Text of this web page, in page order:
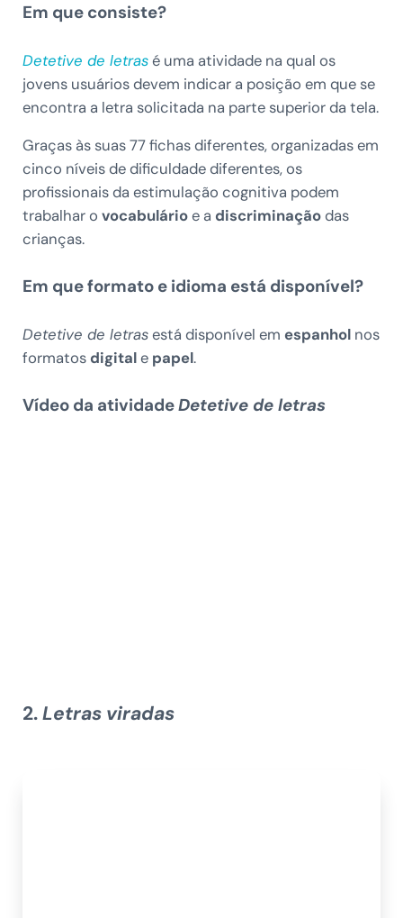
Em que consiste?
Detetive de letrasé uma atividade na qual os
jovens usuários devem indicar a posição em que se
encontra a letra solicitada na parte superior da tela.
Graças às suas 77 fichas diferentes, organizadas em
cinco níveis de dificuldade diferentes, os
profissionais da estimulação cognitiva podem
trabalhar o vocabulárioe a discriminaçãodas
crianças.
Em que formato e idioma está disponível?
Detetive de letrasestá disponível em espanhol nos
formatos digitale papel.
Vídeo da atividadeDetetive de letras
2.Letras viradas